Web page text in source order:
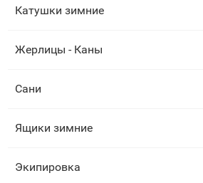
Катушки зимние
Жерлицы - Каны
Сани
Ящики зимние
Экипировка